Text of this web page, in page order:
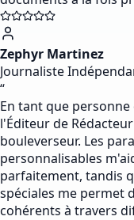
Zephyr Martinez
Journaliste
“
En tant que
l'Éditeur de
bouleverseur. Les
personnalisables
parfaitement, tandis
spéciales me permet
cohérents à travers